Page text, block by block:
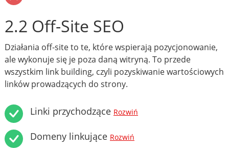
2.2 Off-Site SEO
Działania off-site to te, które wspierają pozycjonowanie,
ale wykonuje się je poza daną witryną. To przede
wszystkim link building, czyli pozyskiwanie wartościowych
linków prowadzących do strony.
Linki przychodzące Rozwiń
Domeny linkujące Rozwiń